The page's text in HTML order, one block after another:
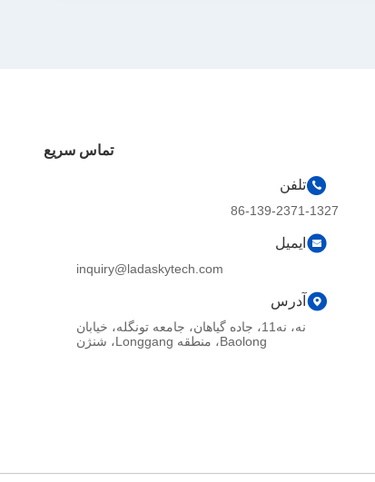
تماس سریع
تلفن
86-139-2371-1327
ایمیل
inquiry@ladaskytech.com
آدرس
نه، نه11، جاده گیاهان، جامعه تونگله، خیابان
Baolong، منطقه Longgang، شنژن